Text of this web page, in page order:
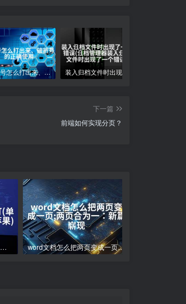
破折号怎么打出来、破折号的正确使用
下一篇
前端如何实现分页？
单引号在键盘上怎么打(单引号在键盘上怎么打苹果) word文档怎么把两页变成一页;两页合为一：新篇崭现